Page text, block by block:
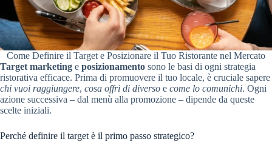
Come Definire il Target e Posizionare il Tuo Ristorante nel Mercato
Target marketing e posizionamento sono le basi di ogni strategia
ristorativa efficace. Prima di promuovere il tuo locale, è cruciale sapere
chi vuoi raggiungere, cosa offri di diverso e come lo comunichi. Ogni
azione successiva – dal menù alla promozione – dipende da queste
scelte iniziali.
Perché definire il target è il primo passo strategico?